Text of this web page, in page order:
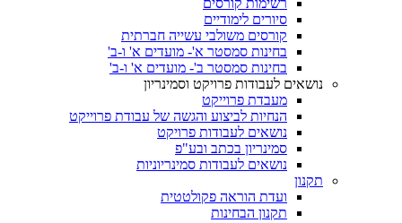
רשימות קורסים
סיורים לימודיים
קורסים משולבי עשייה חברתית
בחינות סמסטר א'- מועדים א' ו-ב'
בחינות סמסטר ב'- מועדים א' ו-ב'
נושאים לעבודות פרויקט וסמינריון
מעבדת פרוייקט
הנחיות לביצוע והגשה של עבודת פרוייקט
נושאים לעבודות פרויקט
סמינריון בכתב ובע"פ
נושאים לעבודות סמינריוניות
תקנון
ועדת הוראה פקולטטית
תקנון הבחינות